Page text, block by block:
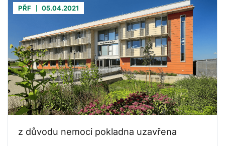
PŘF 05.04.2021
z důvodu nemoci pokladna uzavřena